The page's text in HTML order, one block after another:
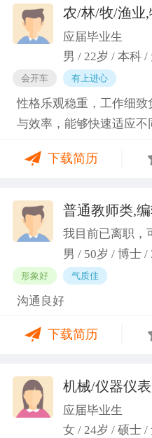
基金项目以及国家重大课
（2）沟通能力强，2023
理办公室担任助管，主
题、预答辩和正式答辩
生入学复试相关工作，
老师和同学多方沟通协
图书馆信息处担任助管
上传，毕业生信息核对
沟通举办各种活动。 （3
一百余人，并组织每天
办各种社团内部活动，如
应届毕业生
男 / 22岁 / 本科 /
会开车 有上进心
性格乐观稳重，工作细
与效率，能够快速适应
路与良好的问题处理意
稳步成长并创造价值。
下载简历
我目前已离职，
男 / 50岁 / 博士 /
形象好 气质佳
沟通良好
下载简历
应届毕业生
女 / 24岁 / 硕士 /